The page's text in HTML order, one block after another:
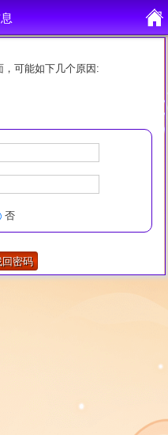
可能如下几个原因:
否